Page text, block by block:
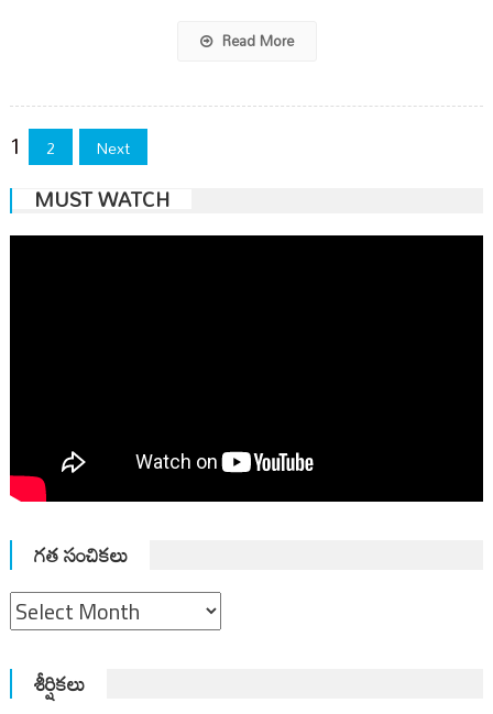
Read More
Posts
pagination
1 2 Next
MUST WATCH
గత సంచికలు
గత
సంచికలు
శీర్షికలు